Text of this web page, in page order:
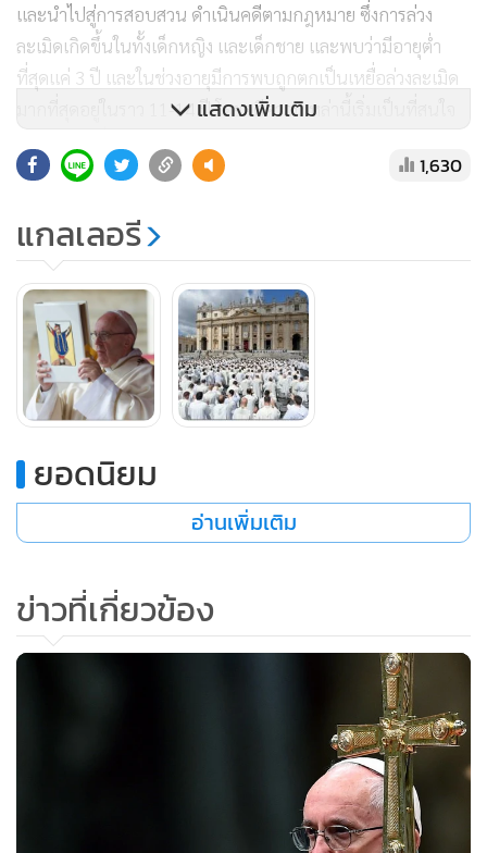
และนำไปสู่การสอบสวน ดำเนินคดีตามกฎหมาย ซึ่งการล่วง
ละเมิดเกิดขึ้นในทั้งเด็กหญิง และเด็กชาย และพบว่ามีอายุต่ำ
ที่สุดแค่ 3 ปี และในช่วงอายุมีการพบถูกตกเป็นเหยื่อล่วงละเมิด
มากที่สุดอยู่ในราว 11-14 ปี โดยคดีความเหล่านี้เริ่มเป็นที่สนใจ
โดยก่อนที่จะมีกฎหมายใหม่ของสำนักวาติกันเกิดขึ้นในวันนี้ (4
มิ.ย.) เดอะการ์เดียน ได้รายงานในกลางเดือนที่ผ่านมาว่า แหล่ง
ข่าวล็อบบี้ยิสต์ของรัฐในอเมริกาได้ออกมาเปิดเผยว่า ศาสนจักร
คาทอลิกในอเมริกาได้ทุ่มเงินจำนวนหลายล้านดอลลาร์ในช่วง
ตลอด 10 ปีที่ผ่านมาเพื่อปกป้องบรรดาพระที่กระทำผิดจากการ
ล่วงละเมิดทางเพศไม่ต้องรับผิดชอบในสิ่งที่ได้เกิดขึ้น
โดยมีรายงานว่าเงินเหล่านี้ได้หว่านลงไปเพื่อต่อต้านการออก
มาตรการใหม่ที่กำหนดให้บรรดาพระที่กระทำผิดต้องรับผิด
สื่ออังกฤษรายงานต่อว่า พบว่า นับตั้งแต่ปี 2007 เป็นต้นมา
ไม่ต่ำกว่า 1.1 ล้านดอลลาร์ในปัญหาที่เกี่ยวข้องกับระยะเวลาต่อ
การออกมาตรการลงโทษที่เกี่ยวข้องกับคดีทางเพศ ซึ่งเดอะการ์
เดียนพบว่าเกือบครึ่งของเงินทั้งหมดไปตกอยู่ในมือของเหล่า
และในอีกจำนวนเงินเกือบ 700,000 ดอลลาร์ได้ถูกจ่ายออกไป
เพื่อทำการล็อบบี้การออกกฎหมายที่กระทบกับศาสนจักร
แสดงเพิ่มเติม
1,630
แกลเลอรี
ยอดนิยม
อ่านเพิ่มเติม
ข่าวที่เกี่ยวข้อง